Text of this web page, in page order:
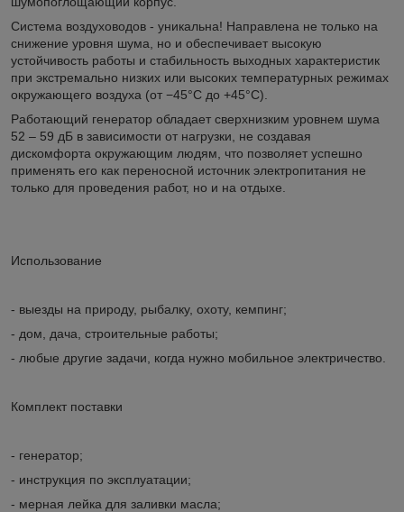
Система воздуховодов - уникальна! Направлена не только на
снижение уровня шума, но и обеспечивает высокую
устойчивость работы и стабильность выходных характеристик
при экстремально низких или высоких температурных режимах
окружающего воздуха (от −45°С до +45°С).
Работающий генератор обладает сверхнизким уровнем шума
52 – 59 дБ в зависимости от нагрузки, не создавая
дискомфорта окружающим людям, что позволяет успешно
применять его как переносной источник электропитания не
только для проведения работ, но и на отдыхе.
Использование
- выезды на природу, рыбалку, охоту, кемпинг;
- дом, дача, строительные работы;
- любые другие задачи, когда нужно мобильное электричество.
Комплект поставки
- генератор;
- инструкция по эксплуатации;
- мерная лейка для заливки масла;